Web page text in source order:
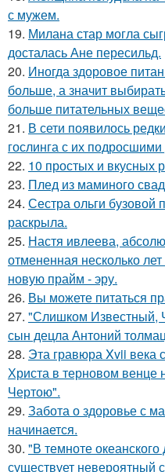
с мужем.
19. Милана стар могла
досталась Ане пересильд.
20. Иногда здоровое
больше, а значит
больше питательных
21. В сети появилось
гослинга с их
22. 10 простых и вкусных
23. Плед из маминого
24. Сестра ольги бузовой
раскрыла.
25. Настя ивлеева,
отмененная несколько
новую прайм - эру.
26. Вы можете питаться
27. "Слишком Известный,
сын децла Антоний
28. Эта гравюра Xvii века
Христа в терновом
Чертою".
29. Забота о здоровье с
начинается.
30. "В темноте
существует невероятный